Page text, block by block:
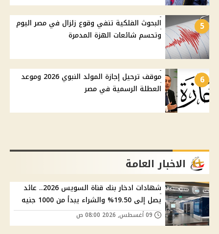
5
البحوث الفلكية تنفي وقوع زلزال في مصر اليوم
وتحسم شائعات الهزة المدمرة
6
موقف ترحيل إجازة المولد النبوي 2026 وموعد
العطلة الرسمية في مصر
الاخبار العامة
شهادات ادخار بنك قناة السويس 2026.. عائد
يصل إلى 19.50% والشراء يبدأ من 1000 جنيه